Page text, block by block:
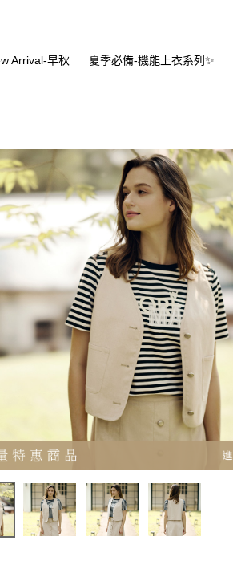
Arrival-早秋 夏季必備-機能上衣系列✨